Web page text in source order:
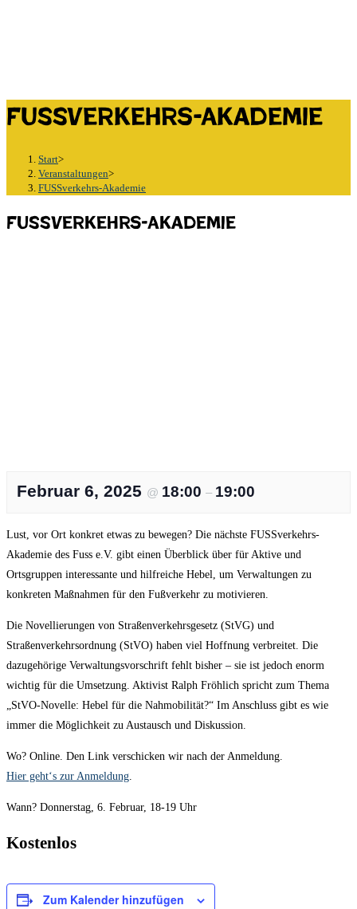
FUSSverkehrs-Akademie
Start>
Veranstaltungen>
FUSSverkehrs-Akademie
FUSSverkehrs-Akademie
Februar 6, 2025 @ 18:00 – 19:00
Lust, vor Ort konkret etwas zu bewegen? Die nächste FUSSverkehrs-
Akademie des Fuss e.V. gibt einen Überblick über für Aktive und
Ortsgruppen interessante und hilfreiche Hebel, um Verwaltungen zu
konkreten Maßnahmen für den Fußverkehr zu motivieren.
Die Novellierungen von Straßenverkehrsgesetz (StVG) und
Straßenverkehrsordnung (StVO) haben viel Hoffnung verbreitet. Die
dazugehörige Verwaltungsvorschrift fehlt bisher – sie ist jedoch enorm
wichtig für die Umsetzung. Aktivist Ralph Fröhlich spricht zum Thema
„StVO-Novelle: Hebel für die Nahmobilität?“ Im Anschluss gibt es wie
immer die Möglichkeit zu Austausch und Diskussion.
Wo? Online. Den Link verschicken wir nach der Anmeldung.
Hier geht‘s zur Anmeldung.
Wann? Donnerstag, 6. Februar, 18-19 Uhr
Kostenlos
Zum Kalender hinzufügen